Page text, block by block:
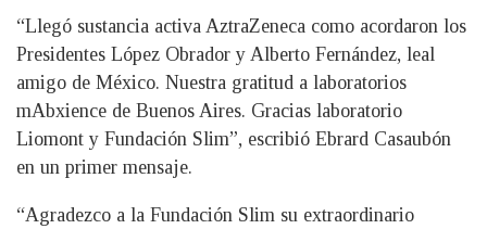
“Llegó sustancia activa AztraZeneca como acordaron los
Presidentes López Obrador y Alberto Fernández, leal
amigo de México. Nuestra gratitud a laboratorios
mAbxience de Buenos Aires. Gracias laboratorio
Liomont y Fundación Slim”, escribió Ebrard Casaubón
en un primer mensaje.
“Agradezco a la Fundación Slim su extraordinario